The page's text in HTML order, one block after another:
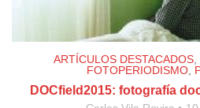
ARTÍCULOS DESTACADOS,
FOTOPERIODISMO,
DOCfield2015: fotografía